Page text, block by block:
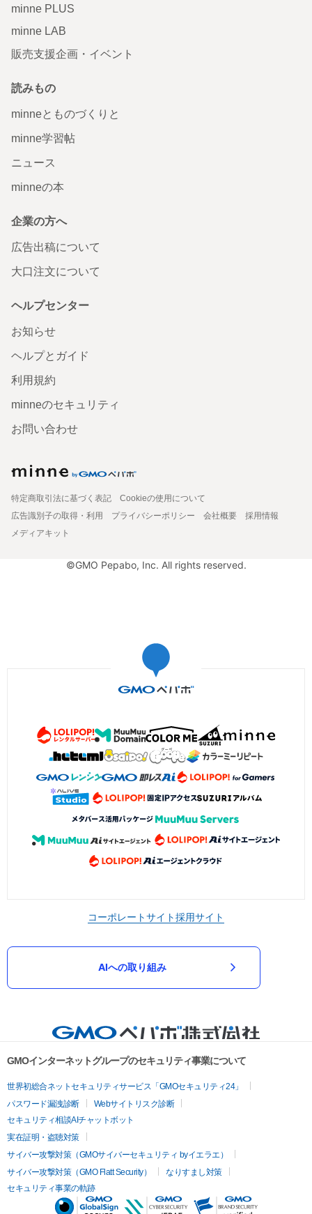
minne PLUS
minne LAB
販売支援企画・イベント
読みもの
minneとものづくりと
minne学習帖
ニュース
minneの本
企業の方へ
広告出稿について
大口注文について
ヘルプセンター
お知らせ
ヘルプとガイド
利用規約
minneのセキュリティ
お問い合わせ
特定商取引法に基づく表記
Cookieの使用について
広告識別子の取得・利用
プライバシーポリシー 会社概要
採用情報
メディアキット
©GMO Pepabo, Inc. All rights reserved.
コーポレートサイト採用サイト
AIへの取り組み
GMOインターネットグループのセキュリティ事業について
世界初総合ネットセキュリティサービス「GMOセキュリティ24」
パスワード漏洩診断
Webサイトリスク診断
セキュリティ相談AIチャットボット
実在証明・盗聴対策
サイバー攻撃対策（GMOサイバーセキュリティ byイエラエ）
サイバー攻撃対策（GMO Flatt Security）
なりすまし対策
セキュリティ事業の軌跡